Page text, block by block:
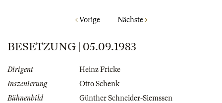
Vorige Nächste
BESETZUNG | 05.09.1983
Dirigent
Heinz Fricke
Inszenierung
Otto Schenk
Bühnenbild
Günther Schneider-Siemssen